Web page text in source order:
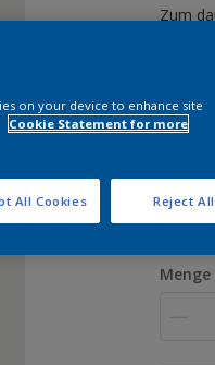
Zum
Größe
Menge
on your device to enhance site
Cookie Statement for more
Reject All
All Cookies